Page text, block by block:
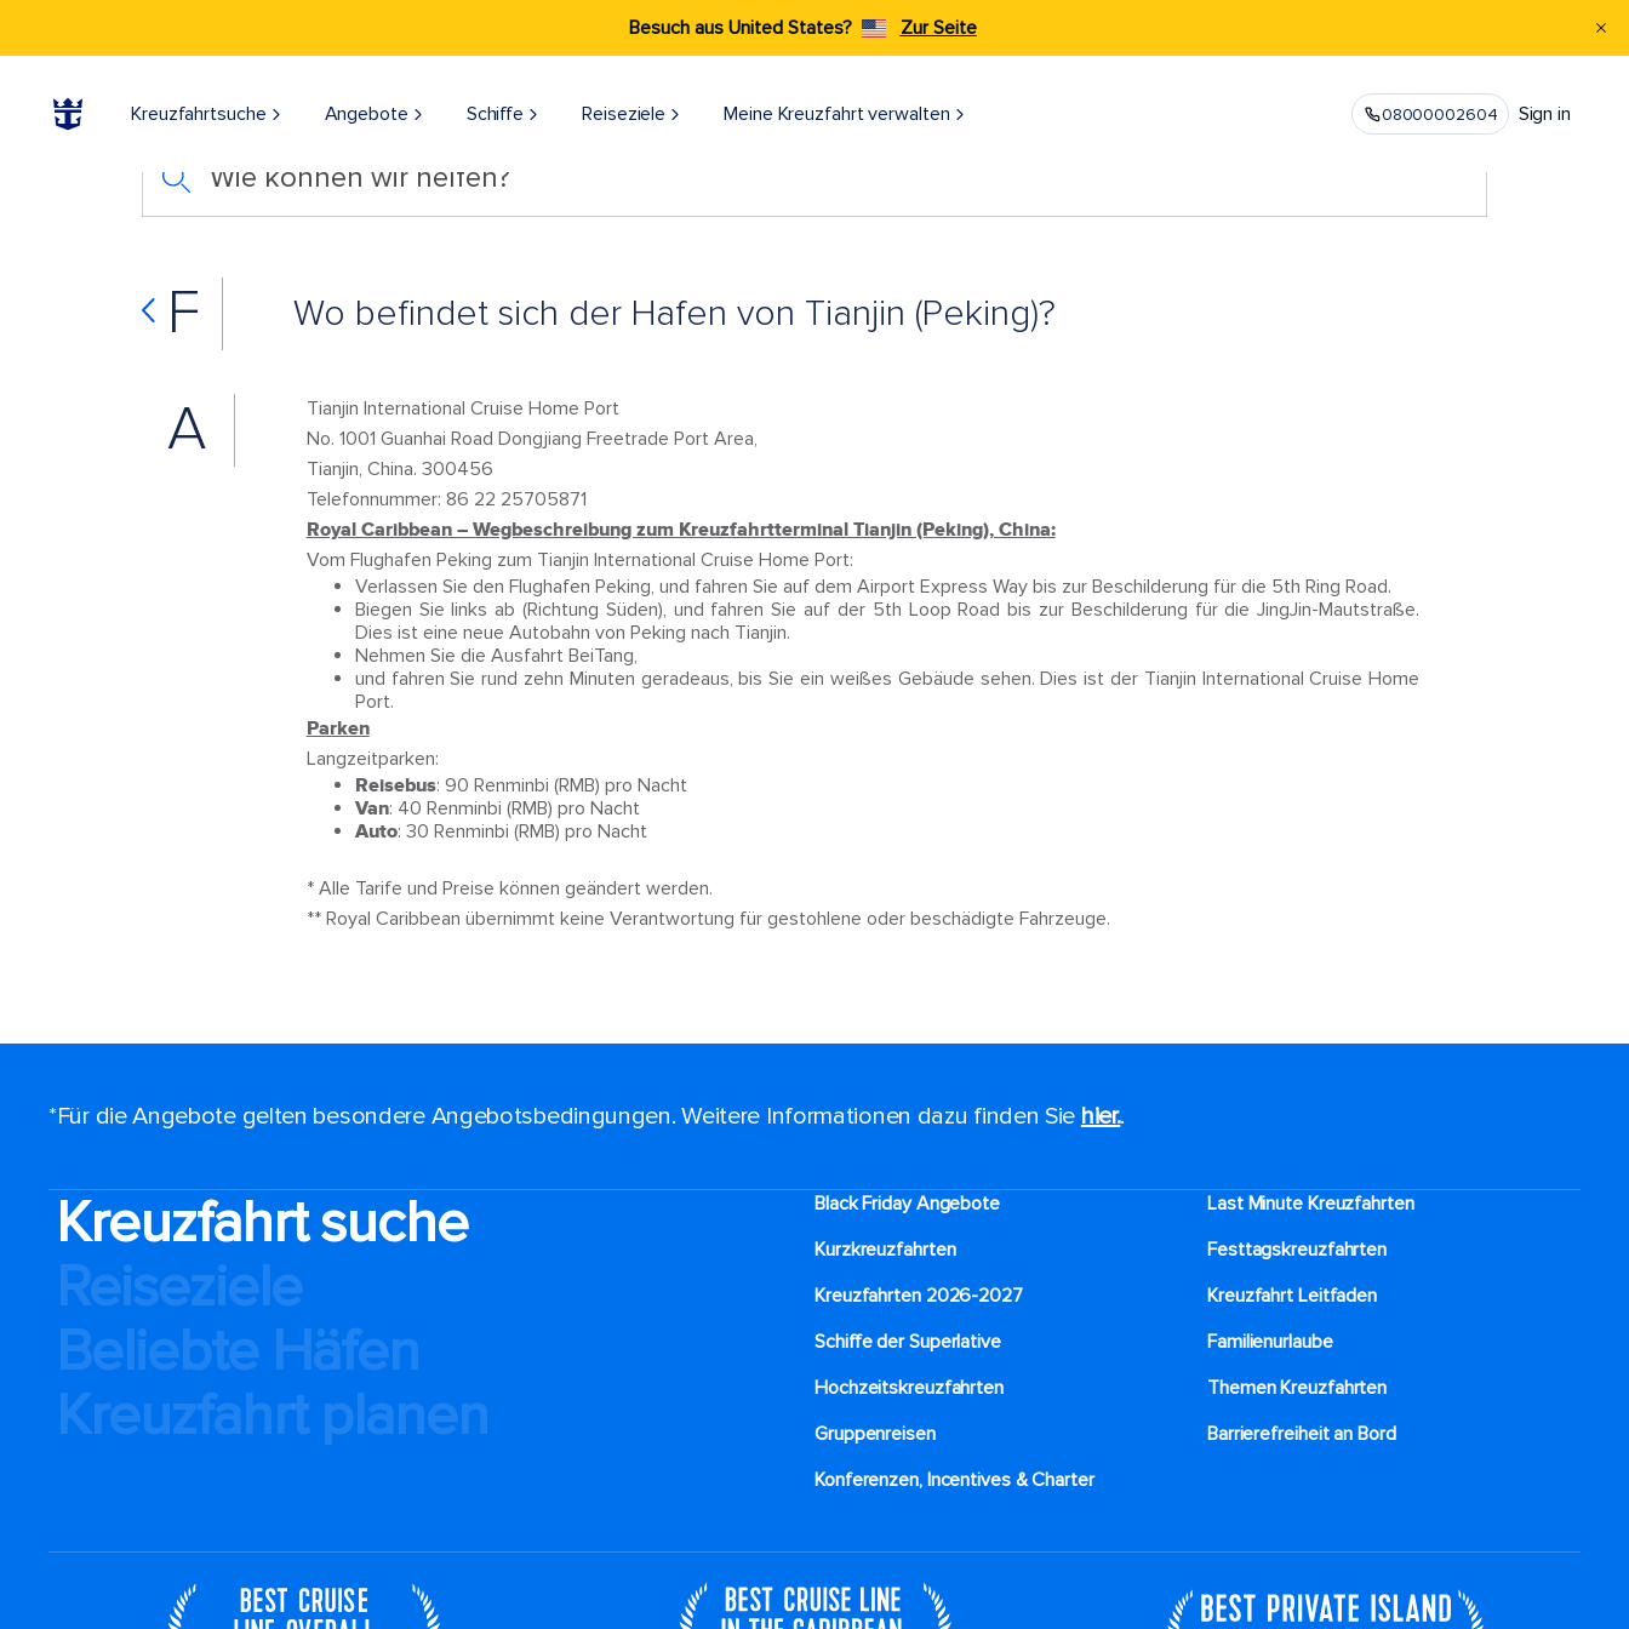
Besuch aus United States? Zur Seite
Kreuzfahrtsuche Angebote Schiffe Reiseziele​ Meine Kreuzfahrt verwalten 08000002604 Sign in
Wie können wir helfen?
F Wo befindet sich der Hafen von Tianjin (Peking)?
A
Tianjin International Cruise Home Port
No. 1001 Guanhai Road Dongjiang Freetrade Port Area,
Tianjin, China. 300456
Telefonnummer: 86 22 25705871
Royal Caribbean – Wegbeschreibung zum Kreuzfahrtterminal Tianjin (Peking), China:
Vom Flughafen Peking zum Tianjin International Cruise Home Port:
Verlassen Sie den Flughafen Peking, und fahren Sie auf dem Airport Express Way bis zur Beschilderung für die 5th Ring Road.
Biegen Sie links ab (Richtung Süden), und fahren Sie auf der 5th Loop Road bis zur Beschilderung für die JingJin-Mautstraße.
Dies ist eine neue Autobahn von Peking nach Tianjin.
Nehmen Sie die Ausfahrt BeiTang,
und fahren Sie rund zehn Minuten geradeaus, bis Sie ein weißes Gebäude sehen. Dies ist der Tianjin International Cruise Home
Port.
Parken
Langzeitparken:
Reisebus: 90 Renminbi (RMB) pro Nacht
Van: 40 Renminbi (RMB) pro Nacht
Auto: 30 Renminbi (RMB) pro Nacht
* Alle Tarife und Preise können geändert werden.
** Royal Caribbean übernimmt keine Verantwortung für gestohlene oder beschädigte Fahrzeuge.
*Für die Angebote gelten besondere Angebotsbedingungen. Weitere Informationen dazu finden Sie hier..
Kreuzfahrt suche
Reiseziele
Beliebte Häfen
Kreuzfahrt planen
Black Friday Angebote
Last Minute Kreuzfahrten
Kurzkreuzfahrten​
Festtagskreuzfahrten​
Kreuzfahrten 2026-2027
Kreuzfahrt Leitfaden
Schiffe der Superlative
Familienurlaube​
Hochzeitskreuzfahrten
Themen Kreuzfahrten
Gruppenreisen
Barrierefreiheit an Bord​
Konferenzen, Incentives & Charter